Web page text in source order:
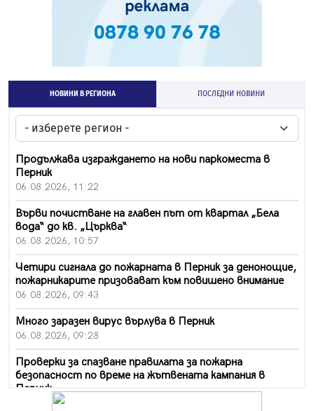
НОВИНИ В РЕГИОНА ПОСЛЕДНИ НОВИНИ
Продължава изграждането на нови паркоместа в
Перник
06.08.2026, 11:22
Върви почистване на главен път от квартал „Бела
вода“ до кв. „Църква“
06.08.2026, 10:57
Четири сигнала до пожарната в Перник за денонощие,
пожарникарите призовават към повишено внимание
06.08.2026, 09:43
Много заразен вирус върлува в Перник
06.08.2026, 09:28
Проверки за спазване правилата за пожарна
безопасност по време на жътвената кампания в
Перник
06.08.2026, 07:51